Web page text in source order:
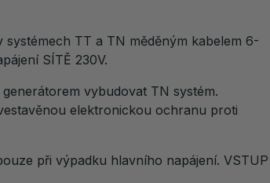
TT a TN měděným kabelem 6-
SÍTĚ 230V.
vybudovat TN systém.
elektronickou ochranu proti
při výpadku hlavního napájení. VSTUP